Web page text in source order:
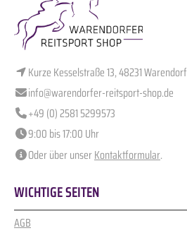
Kurze Kesselstraße 13, 48231 Warendorf
info@warendorfer-reitsport-shop.de
+49 (0) 2581 5299573
9:00 bis 17:00 Uhr
Oder über unserKontaktformular.
WICHTIGE SEITEN
AGB